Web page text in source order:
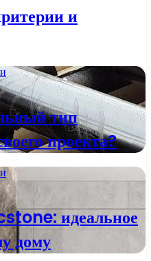
и
тип
проекта?
идеальное
дому